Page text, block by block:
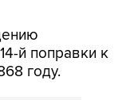
й поправки к
году.